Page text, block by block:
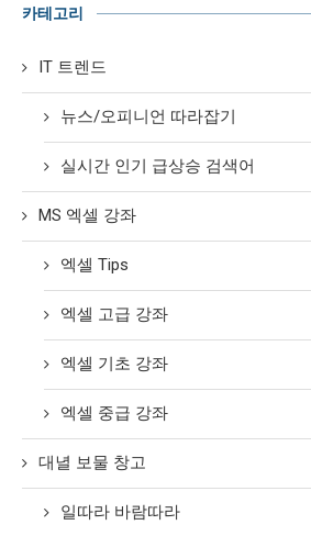
카테고리
IT 트렌드
뉴스/오피니언 따라잡기
실시간 인기 급상승 검색어
MS 엑셀 강좌
엑셀 Tips
엑셀 고급 강좌
엑셀 기초 강좌
엑셀 중급 강좌
대녈 보물 창고
일따라 바람따라